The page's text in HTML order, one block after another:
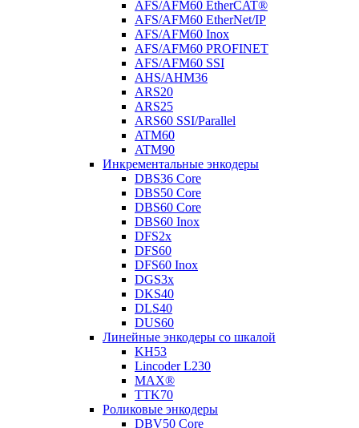
AFS/AFM60 EtherCAT®
AFS/AFM60 EtherNet/IP
AFS/AFM60 Inox
AFS/AFM60 PROFINET
AFS/AFM60 SSI
AHS/AHM36
ARS20
ARS25
ARS60 SSI/Parallel
ATM60
ATM90
Инкрементальные энкодеры
DBS36 Core
DBS50 Core
DBS60 Core
DBS60 Inox
DFS2x
DFS60
DFS60 Inox
DGS3x
DKS40
DLS40
DUS60
Линейные энкодеры со шкалой
KH53
Lincoder L230
MAX®
TTK70
Роликовые энкодеры
DBV50 Core